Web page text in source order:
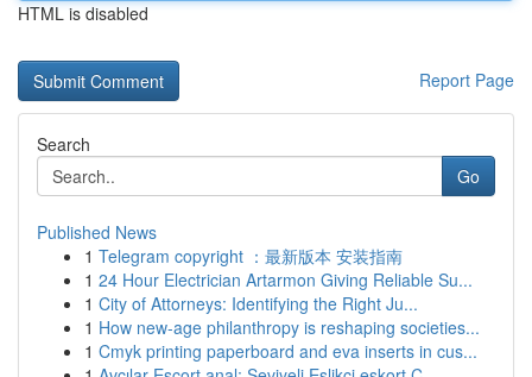
HTML is disabled
Report Page
Search
Go
Published News
1 Telegram copyright ：最新版本 安装指南
1 24 Hour Electrician Artarmon Giving Reliable Su...
1 City of Attorneys: Identifying the Right Ju...
1 How new-age philanthropy is reshaping societies...
1 Cmyk printing paperboard and eva inserts in cus...